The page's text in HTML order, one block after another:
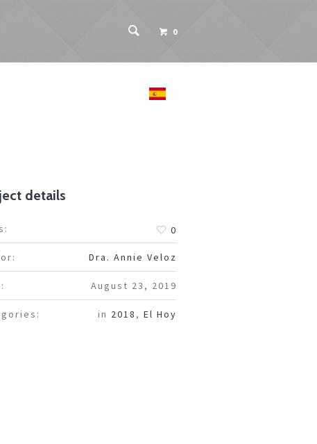
0
details
0
Dra. Annie Veloz
August 23, 2019
in 2018 , El Hoy